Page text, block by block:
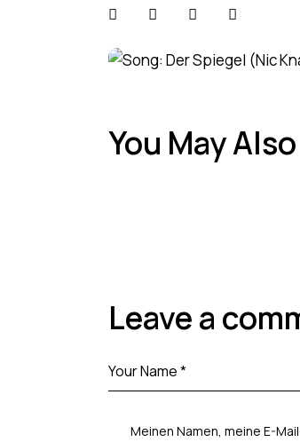
You May
Leave a
Meinen Namen, meine E-